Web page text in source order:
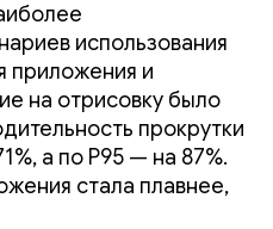
использования
приложения и
на отрисовку было
прокрутки
а по P95 — на 87%.
стала плавнее,